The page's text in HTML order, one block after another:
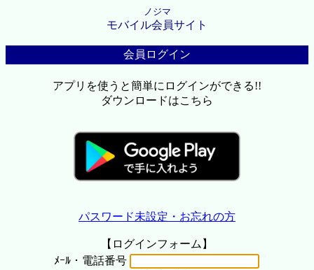
ノジマ
モバイル会員サイト
会員ログイン
アプリを使うと簡単にログインができる!!
ダウンロードはこちら
パスワード未設定・お忘れの方
【ログインフォーム】
ﾒｰﾙ・電話番号